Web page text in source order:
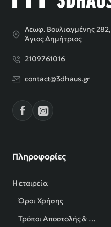
Λεωφ. Βουλιαγμένης 282,
Άγιος Δημήτριος
2109761016
contact@3dhaus.gr
Πληροφορίες
Η εταιρεία
Όροι Χρήσης
Τρόποι Αποστολής & Πληρωμής